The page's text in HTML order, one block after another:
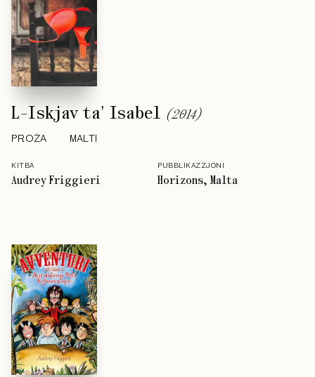
L-Iskjav ta' Isabel (2014)
PROŻA MALTI
KITBA
Audrey Friggieri
PUBBLIKAZZJONI
Horizons, Malta